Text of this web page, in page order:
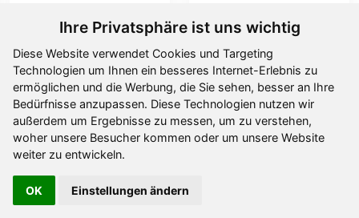
Ihre Privatsphäre ist uns wichtig
Diese Website verwendet Cookies und Targeting
Technologien um Ihnen ein besseres Internet-Erlebnis zu
ermöglichen und die Werbung, die Sie sehen, besser an Ihre
Bedürfnisse anzupassen. Diese Technologien nutzen wir
außerdem um Ergebnisse zu messen, um zu verstehen,
woher unsere Besucher kommen oder um unsere Website
weiter zu entwickeln.
OK Einstellungen ändern
Ab22,80 €
Ab11,00 €